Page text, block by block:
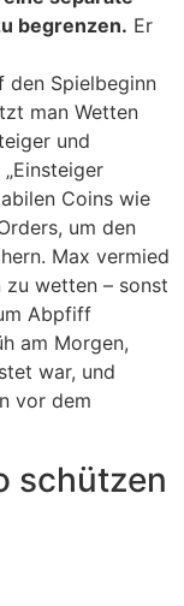
begrenzen. Er
den Spielbeginn
man Wetten
und
Coins wie
um den
Max vermied
zu wetten – sonst
Abpfiff
am Morgen,
war, und
vor dem
schützen